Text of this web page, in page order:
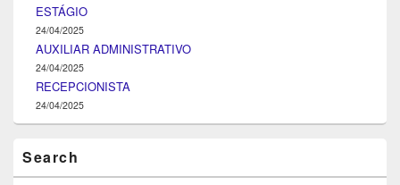
ESTÁGIO
24/04/2025
AUXILIAR ADMINISTRATIVO
24/04/2025
RECEPCIONISTA
24/04/2025
Search